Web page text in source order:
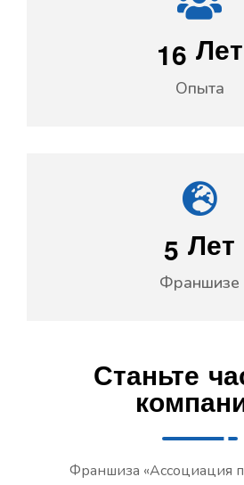
16 Лет
Опыта
5 Лет
Франшизе
Станьте
Франшиза «Ассоциация